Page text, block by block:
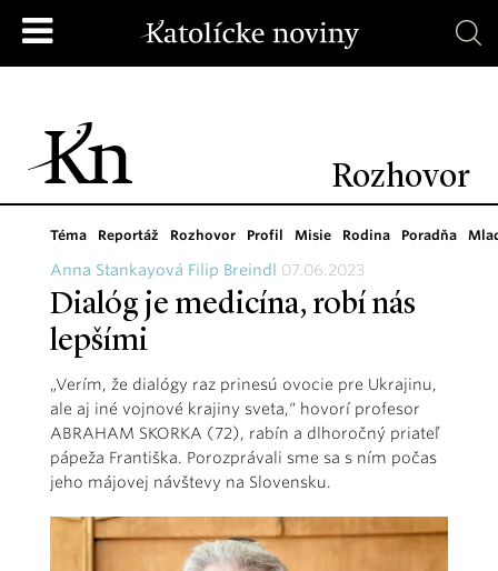
Rozhovor
Téma Reportáž Rozhovor Profil Misie Rodina Poradňa
Anna Stankayová Filip Breindl 07.06.2023
Dialóg je medicína, robí nás
lepšími
„Verím, že dialógy raz prinesú ovocie pre Ukrajinu,
ale aj iné vojnové krajiny sveta,“ hovorí profesor
ABRAHAM SKORKA (72), rabín a dlhoročný priateľ
pápeža Františka. Porozprávali sme sa s ním počas
jeho májovej návštevy na Slovensku.